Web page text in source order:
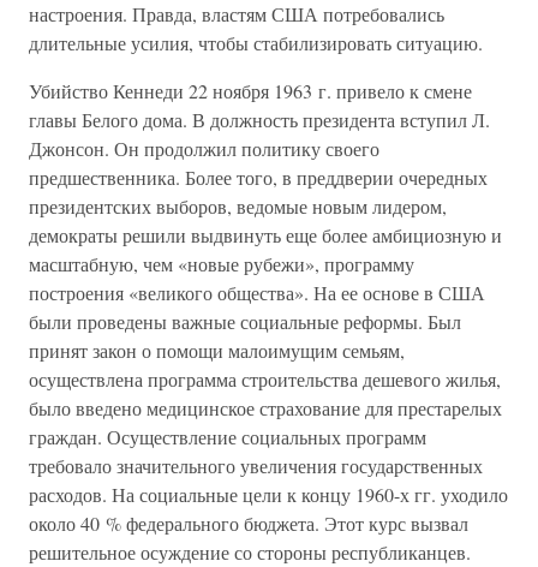
настроения. Правда, властям США потребовались
длительные усилия, чтобы стабилизировать ситуацию.
Убийство Кеннеди 22 ноября 1963 г. привело к смене
главы Белого дома. В должность президента вступил Л.
Джонсон. Он продолжил политику своего
предшественника. Более того, в преддверии очередных
президентских выборов, ведомые новым лидером,
демократы решили выдвинуть еще более амбициозную и
масштабную, чем «новые рубежи», программу
построения «великого общества». На ее основе в США
были проведены важные социальные реформы. Был
принят закон о помощи малоимущим семьям,
осуществлена программа строительства дешевого жилья,
было введено медицинское страхование для престарелых
граждан. Осуществление социальных программ
требовало значительного увеличения государственных
расходов. На социальные цели к концу 1960-х гг. уходило
около 40 % федерального бюджета. Этот курс вызвал
решительное осуждение со стороны республиканцев.